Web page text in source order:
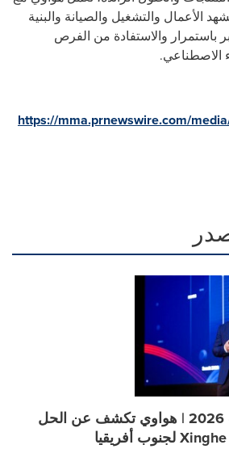
الأعمال والتشغيل والصيانة والبنية
باستمرار والاستفادة من الفرص
الاصطناعي.
https://mma.prnewswire.com/
قمة هواوي للشبكات 2026 | هواوي تكشف عن الحل